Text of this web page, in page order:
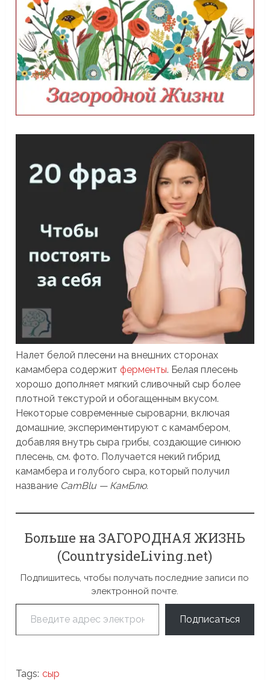
Налет белой плесени на внешних сторонах
камамбера содержитферменты. Белая плесень
хорошо дополняет мягкий сливочный сыр более
плотной текстурой и обогащенным вкусом.
Некоторые современные сыроварни, включая
домашние, экспериментируют с камамбером,
добавляя внутрь сыра грибы, создающие синюю
плесень, см. фото. Получается некий гибрид
камамбера и голубого сыра, который получил
название CamBlu — КамБлю.
Больше на ЗАГОРОДНАЯ ЖИЗНЬ
(CountrysideLiving.net)
Подпишитесь, чтобы получать последние записи по
электронной почте.
Введите адрес электронной почты…
Подписаться
Tags: сыр